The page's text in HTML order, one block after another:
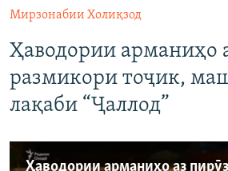
Мирзонабии Холиқзод
Ҳаводории арманиҳо
размикори тоҷик,
лақаби “Ҷаллод”